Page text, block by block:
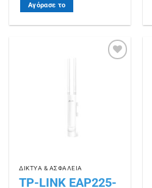
Αγόρασε το
ΔΙΚΤΥΑ & ΑΣΦΑΛΕΙΑ
TP-LINK EAP225-